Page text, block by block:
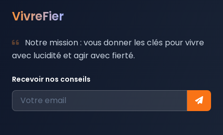
VivreFier
Notre mission : vous donner les clés pour vivre
avec lucidité et agir avec fierté.
Recevoir nos conseils